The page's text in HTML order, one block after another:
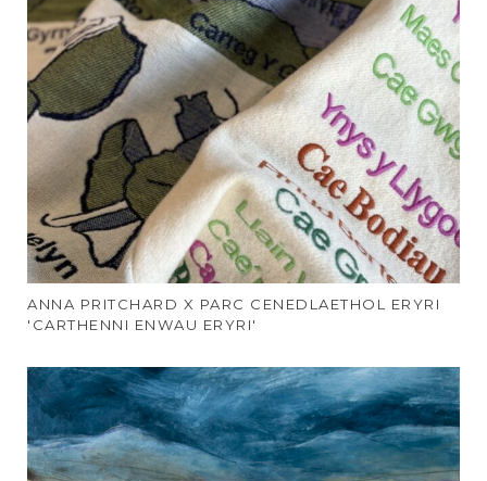
ANNA PRITCHARD X PARC CENEDLAETHOL ERYRI
'CARTHENNI ENWAU ERYRI'